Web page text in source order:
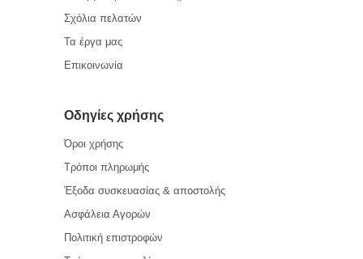
Σχόλια πελατών
Τα έργα μας
Επικοινωνία
Οδηγίες χρήσης
Όροι χρήσης
Τρόποι πληρωμής
Έξοδα συσκευασίας & αποστολής
Ασφάλεια Αγορών
Πολιτική επιστροφών